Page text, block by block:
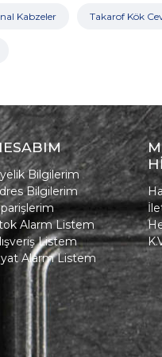
Kabzeler Takarof Kök
Bilgilerim
Bilgilerim
Alarm Listem
Listem
Alarm Listem